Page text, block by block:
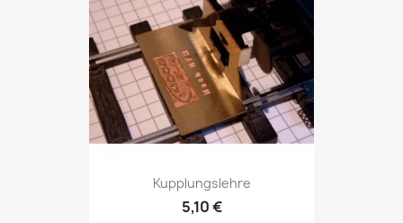
Kupplungslehre
5,10 €